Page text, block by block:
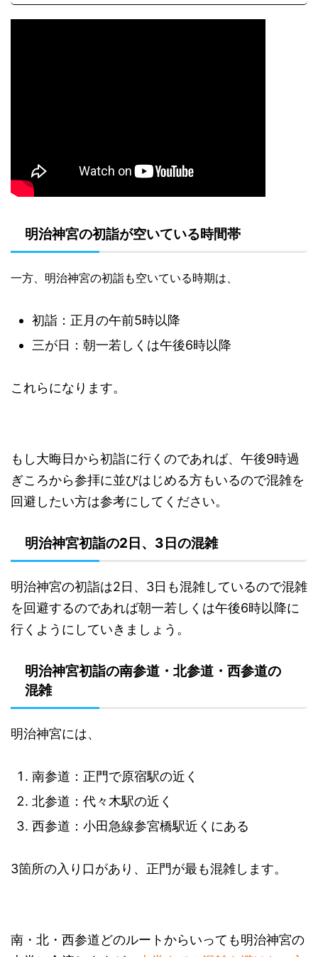
明治神宮の初詣が空いている時間帯
一方、明治神宮の初詣も空いている時期は、
初詣：正月の午前5時以降
三が日：朝一若しくは午後6時以降
これらになります。
もし大晦日から初詣に行くのであれば、午後9時過
ぎころから参拝に並びはじめる方もいるので混雑を
回避したい方は参考にしてください。
明治神宮初詣の2日、3日の混雑
明治神宮の初詣は2日、3日も混雑しているので混雑
を回避するのであれば朝一若しくは午後6時以降に
行くようにしていきましょう。
明治神宮初詣の南参道・北参道・西参道の
混雑
明治神宮には、
南参道：正門で原宿駅の近く
北参道：代々木駅の近く
西参道：小田急線参宮橋駅近くにある
3箇所の入り口があり、正門が最も混雑します。
南・北・西参道どのルートからいっても明治神宮の